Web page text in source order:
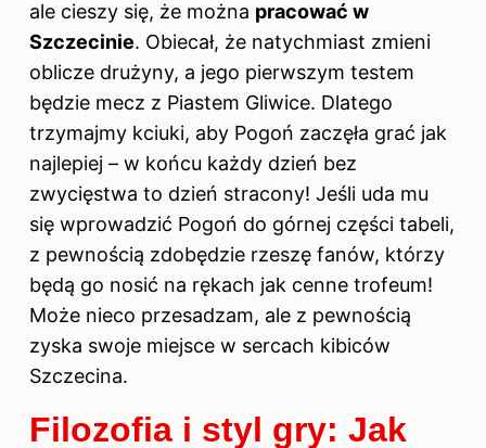
ale cieszy się, że można pracować w
Szczecinie. Obiecał, że natychmiast zmieni
oblicze drużyny, a jego pierwszym testem
będzie mecz z Piastem Gliwice. Dlatego
trzymajmy kciuki, aby Pogoń zaczęła grać jak
najlepiej – w końcu każdy dzień bez
zwycięstwa to dzień stracony! Jeśli uda mu
się wprowadzić Pogoń do górnej części tabeli,
z pewnością zdobędzie rzeszę fanów, którzy
będą go nosić na rękach jak cenne trofeum!
Może nieco przesadzam, ale z pewnością
zyska swoje miejsce w sercach kibiców
Szczecina.
Filozofia i styl gry: Jak